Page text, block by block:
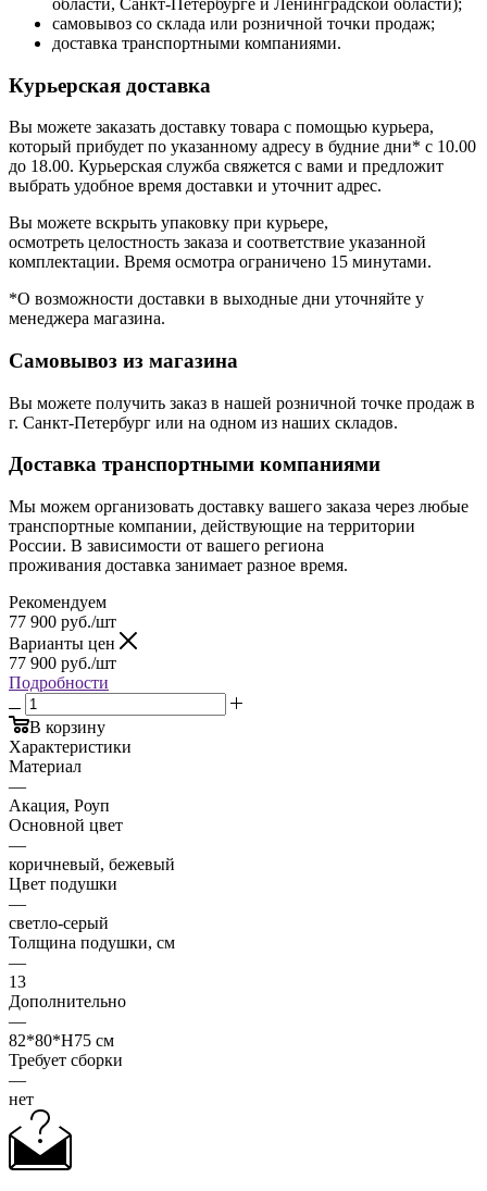
самовывоз со склада или розничной точки продаж;
доставка транспортными компаниями.
Курьерская доставка
Вы можете заказать доставку товара с помощью курьера,
который прибудет по указанному адресу в будние дни* с 10.00
до 18.00. Курьерская служба свяжется с вами и предложит
выбрать удобное время доставки и уточнит адрес.
Вы можете вскрыть упаковку при курьере,
осмотреть целостность заказа и соответствие указанной
комплектации. Время осмотра ограничено 15 минутами.
*О возможности доставки в выходные дни уточняйте у
менеджера магазина.
Самовывоз из магазина
Вы можете получить заказ в нашей розничной точке продаж в
г. Санкт-Петербург или на одном из наших складов.
Доставка транспортными компаниями
Мы можем организовать доставку вашего заказа через любые
транспортные компании, действующие на территории
России. В зависимости от вашего региона
проживания доставка занимает разное время.
Рекомендуем
77 900 руб./шт
Варианты цен
77 900 руб./шт
Подробности
В корзину
Характеристики
Материал
—
Акация, Роуп
Основной цвет
—
коричневый, бежевый
Цвет подушки
—
светло-серый
Толщина подушки, см
—
13
Дополнительно
—
82*80*H75 см
Требует сборки
—
нет